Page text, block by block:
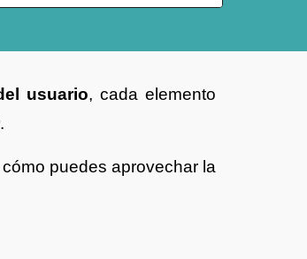
usuario, cada elemento
.
puedes aprovechar la